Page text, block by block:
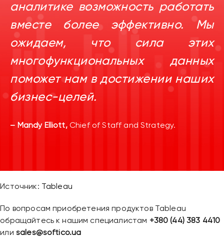
аналитике возможность работать
вместе более эффективно. Мы
ожидаем, что сила этих
многофункциональных данных
поможет нам в достижении наших
бизнес-целей.
– Mandy Elliott, Chief of Staff and Strategy.
Источник: Tableau
По вопросам приобретения продуктов Tableau
обращайтесь к нашим специалистам +380 (44) 383 4410
или sales@softico.ua